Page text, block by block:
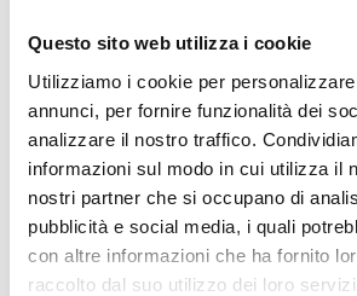
Questo sito web utilizza i cookie
Utilizziamo i cookie per
annunci, per fornire funzionalità dei
analizzare il nostro traffico.
informazioni sul modo in cui utilizza il
nostri partner che si occupano di
pubblicità e social media, i quali
con altre informazioni che ha fornito
raccolto dal suo utilizzo dei loro